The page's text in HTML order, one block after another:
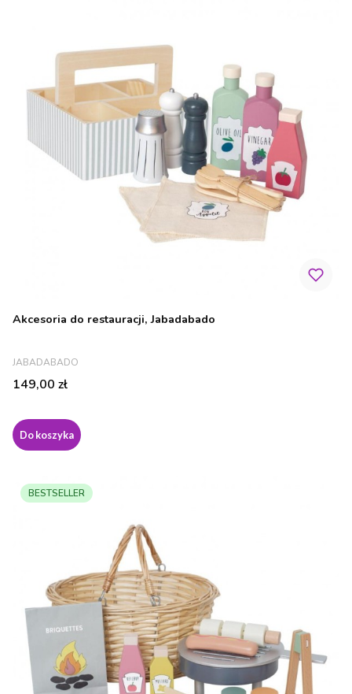
Akcesoria do restauracji, Jabadabado
PRODUCENT
JABADABADO
Cena
149,00 zł
Do koszyka
BESTSELLER